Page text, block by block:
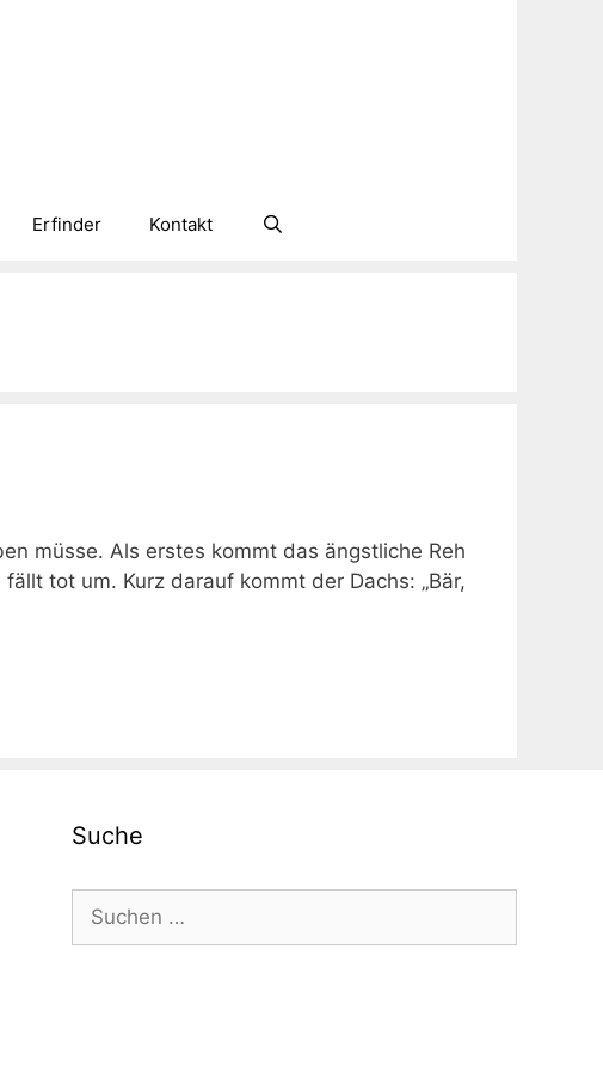
Erfinder Kontakt
müsse. Als erstes kommt das ängstliche Reh
tot um. Kurz darauf kommt der Dachs: „Bär,
Suche
Suchen
nach: